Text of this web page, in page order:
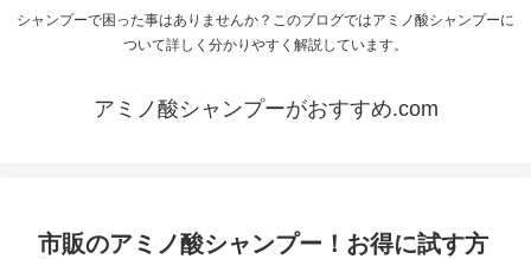
シャンプーで困った事はありませんか？このブログではアミノ酸シャンプーに
ついて詳しく分かりやすく解説しています。
アミノ酸シャンプーがおすすめ.com
市販のアミノ酸シャンプー！お得に試す方